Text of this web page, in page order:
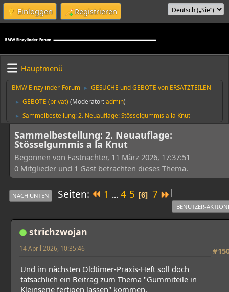
Einloggen Registrieren
Hauptmenü
BMW Einzylinder-Forum ► GESUCHE und GEBOTE von ERSATZTEILEN
► GEBOTE (privat) (Moderator:admin)
► Sammelbestellung: 2. Neuauflage: Stösselgummis a la Knut
Sammelbestellung: 2. Neuauflage:
Stösselgummis a la Knut
Begonnen von Fastnachter, 11 März 2026, 17:37:51
0 Mitglieder und 1 Gast betrachten dieses Thema.
|
NACH UNTEN Seiten 1 ... 4 5 6 7
BENUTZER-
strichzwojan
14 April 2026, 10:35:46
Und im nächsten Oldtimer-Praxis-Heft soll doch
tatsächlich ein Beitrag zum Thema "Gummiteile in
Kleinserie fertigen lassen" kommen.